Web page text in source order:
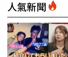
人氣新聞